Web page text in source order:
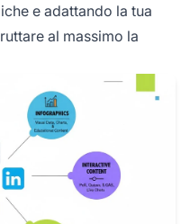
e adattando la tua
al massimo la